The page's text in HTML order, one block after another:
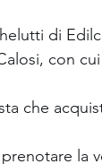
di
con
che
prenotare la